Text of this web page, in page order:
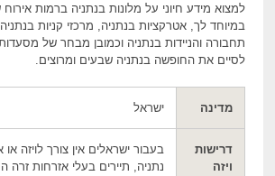
למצוא מידע חיוני על מלונות בנתניה ברמות
במיוחד לך, אטרקציות בנתניה, מרכזי קניות
תחבורה והניידות בנתניה וכמובן מבחר של
לסיים את החופשה בנתניה שבעים ומרוצים.
מדינה ישראל
דרישות
ויזה
בעבור ישראלים אין צורך לויזה
נתניה, תיירים בעלי אזרחות זרה